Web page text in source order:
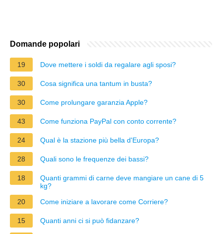
Domande popolari
19 Dove mettere i soldi da regalare agli sposi?
30 Cosa significa una tantum in busta?
30 Come prolungare garanzia Apple?
43 Come funziona PayPal con conto corrente?
24 Qual è la stazione più bella d'Europa?
28 Quali sono le frequenze dei bassi?
18
Quanti grammi di carne deve mangiare un cane di 5
kg?
20
Come iniziare a lavorare come Corriere?
15 Quanti anni ci si può fidanzare?